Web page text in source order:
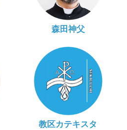
森田神父
教区カテキスタ